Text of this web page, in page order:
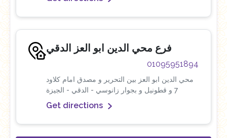
فرع محي الدين ابو العز الدقي
01095951894
محي الدين ابو العز بين التحرير و مصدق امام كلاود
7 و قطونيل و بجوار زانوسي - الدقي - الجيزة
Get directions